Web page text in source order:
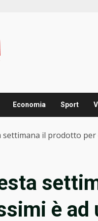
Economia Sport
settimana il prodotto
è